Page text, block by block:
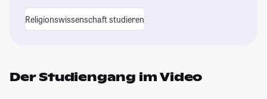
Religionswissenschaft studieren
Der Studiengang im Video